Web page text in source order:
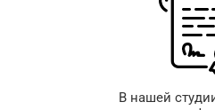
В нашей